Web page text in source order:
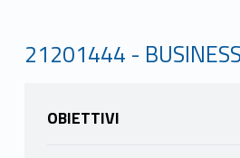
21201444 -
OBIETTIVI